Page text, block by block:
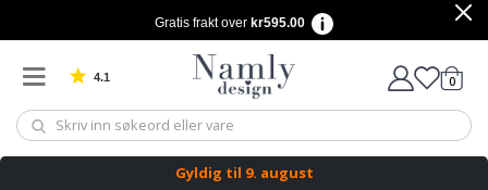
Gratis frakt over kr595.00
4.1 Basert på 1032 stemmer 0varer
Gyldig til 9. august